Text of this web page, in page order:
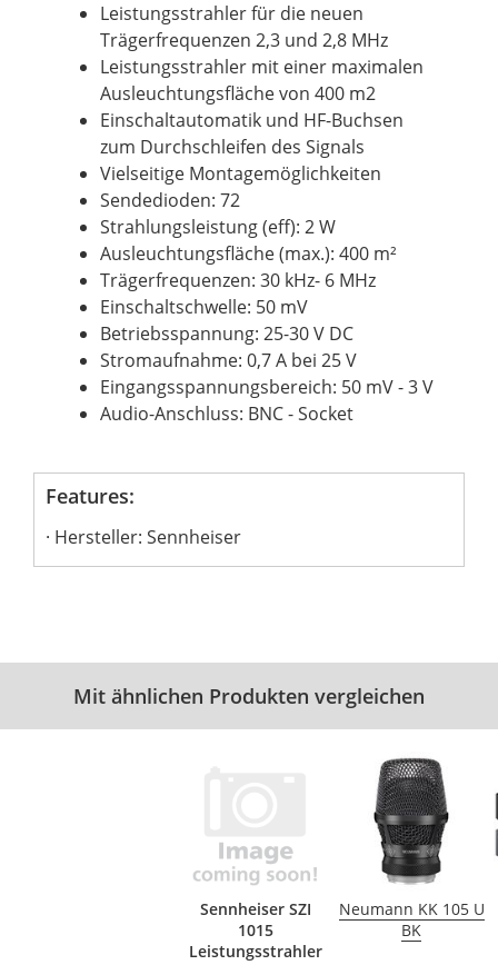
Leistungsstrahler für die neuen
Trägerfrequenzen 2,3 und 2,8 MHz
Leistungsstrahler mit einer maximalen
Ausleuchtungsfläche von 400 m2
Einschaltautomatik und HF-Buchsen
zum Durchschleifen des Signals
Vielseitige Montagemöglichkeiten
Sendedioden: 72
Strahlungsleistung (eff): 2 W
Ausleuchtungsfläche (max.): 400 m²
Trägerfrequenzen: 30 kHz- 6 MHz
Einschaltschwelle: 50 mV
Betriebsspannung: 25-30 V DC
Stromaufnahme: 0,7 A bei 25 V
Eingangsspannungsbereich: 50 mV - 3 V
Audio-Anschluss: BNC - Socket
Features:
Hersteller: Sennheiser
Mit ähnlichen Produkten vergleichen
Sennheiser SZI
1015
Leistungsstrahler
Neumann KK 105 U
BK